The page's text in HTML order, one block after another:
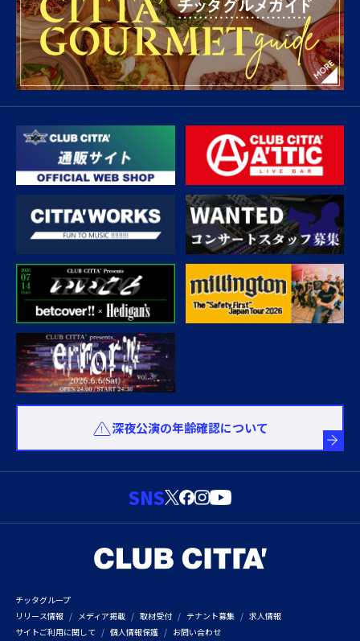
深夜公演の年齢確認について
SNS
チッタグループ
リリース情報
メディア掲載 取材受付 テナント募集
求人情報
サイトご利用に関して
個人情報保護 お問い合わせ